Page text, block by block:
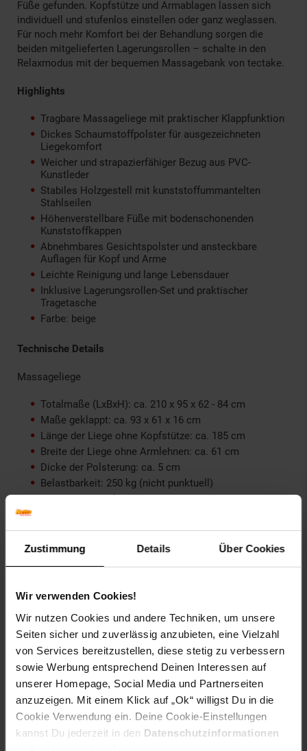
Zustimmung Details Über Cookies
Wir verwenden Cookies!
Wir nutzen Cookies und andere Techniken, um unsere
Seiten sicher und zuverlässig anzubieten, eine Vielzahl
von Services bereitzustellen, diese stetig zu verbessern
sowie Werbung entsprechend Deinen Interessen auf
unserer Homepage, Social Media und Partnerseiten
anzuzeigen. Mit einem Klick auf „Ok“ willigst Du in die
Cookie Verwendung ein. Deine Cookie-Einstellungen
kannst Du jederzeit in den Datenschutzinformationen
Füße gefunden. Kopfstütze und Armablagen lassen sich
individuell und stufenlos einstellen oder ganz weglassen.
Für noch mehr Komfort bei der Behandlung sorgen die
beiden mitgelieferten Lagerungsrollen – schalte in den
Relaxmodus mit der bequemen Massagebank von tectake.
Highlights
Tragbare Massageliege mit praktischer Klappfunktion
Dickes Schaumstoffpolster für ausgezeichneten
Liegekomfort
Weicher und strapazierfähiger Bezug aus PVC-
Kunstleder
Stabiles Holzgestell mit kunststoffummantelten
Stahlseilen
Höhenverstellbare Füße mit bodenschonenden
Kunststoffkappen
Abnehmbares Gesichtspolster und ansteckbare
Auflagen für Kopf und Arme
Leichte Reinigung und lange Lebensdauer
Inklusive Lagerungsrollen-Set und praktischer
Tragetasche
Farbe: beige
Technische Details
Massageliege
Totalmaße (LxBxH): ca. 210 x 95 x 62 - 84 cm
Maße geklappt: ca. 93 x 61 x 16 cm
Länge der Liege ohne Kopfstütze: ca. 185 cm
Breite der Liege ohne Armlehnen: ca. 61 cm
Dicke der Polsterung: ca. 5 cm
Belastbarkeit: 250 kg (nicht punktuell)
Gewicht: ca. 14 kg
Lagerungsrollen
Totalmaße (ØxH): ca. 64 x 14 ,5 cm
Gewicht: ca. 550 g
Material: Polyurethan, 100 % Polychlorid
Halbrolle
Totalmaße (LxBxH): ca. 64 x 14 x 8 cm
Gewicht: ca. 360 g
Material: Polyurethan, 100 % Polychlorid